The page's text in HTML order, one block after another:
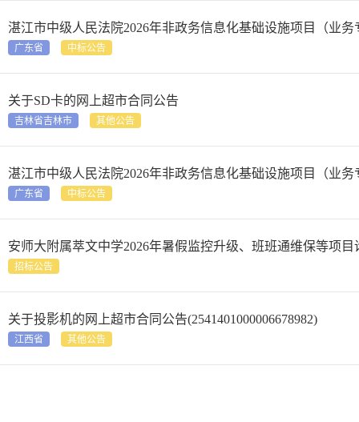
湛江市中级人民法院2026年非政务信息化基础设施项目（业
广东省 中标公告
关于SD卡的网上超市合同公告
吉林省吉林市 其他公告
湛江市中级人民法院2026年非政务信息化基础设施项目（业
广东省 中标公告
安师大附属萃文中学2026年暑假监控升级、班班通维保等项目
招标公告
关于投影机的网上超市合同公告(2541401000006678982)
江西省 其他公告